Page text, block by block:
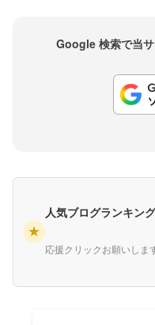
Google 検索で当
★
人気ブログランキン
応援クリックお願いしま